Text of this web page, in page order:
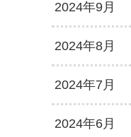
2024年9月
2024年8月
2024年7月
2024年6月